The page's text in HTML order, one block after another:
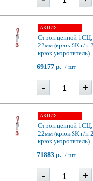
АКЦИЯ
Строп цепной 1СЦ,
22мм (крюк SK г/п
крюк укоротитель)
69177 р. / шт
- +
АКЦИЯ
Строп цепной 1СЦ,
22мм (крюк SK г/п
крюк укоротитель)
71883 р. / шт
- +